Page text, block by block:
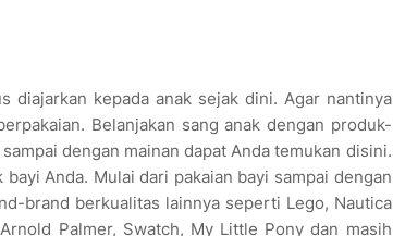
diajarkan kepada anak sejak dini. Agar nantinya
Belanjakan sang anak dengan produk-
dengan mainan dapat Anda temukan disini.
Anda. Mulai dari pakaian bayi sampai dengan
brand berkualitas lainnya seperti Lego, Nautica
Palmer, Swatch, My Little Pony dan masih